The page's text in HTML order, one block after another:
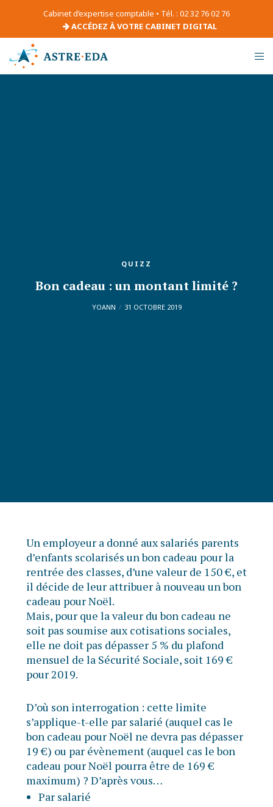
Cabinet d’expertise comptable • Tél. : 02 32 76 02 76
ACCÉDEZ À VOTRE CABINET DIGITAL
QUIZZ
Bon cadeau : un montant limité ?
YOANN 31 OCTOBRE 2019
Un employeur a donné aux salariés parents
d’enfants scolarisés un bon cadeau pour la
rentrée des classes, d’une valeur de 150 €, et
il décide de leur attribuer à nouveau un bon
cadeau pour Noël.
Mais, pour que la valeur du bon cadeau ne
soit pas soumise aux cotisations sociales,
elle ne doit pas dépasser 5 % du plafond
mensuel de la Sécurité Sociale, soit 169 €
pour 2019.
D’où son interrogation : cette limite
s’applique-t-elle par salarié (auquel cas le
bon cadeau pour Noël ne devra pas dépasser
19 €) ou par évènement (auquel cas le bon
cadeau pour Noël pourra être de 169 €
maximum) ? D’après vous…
Par salarié